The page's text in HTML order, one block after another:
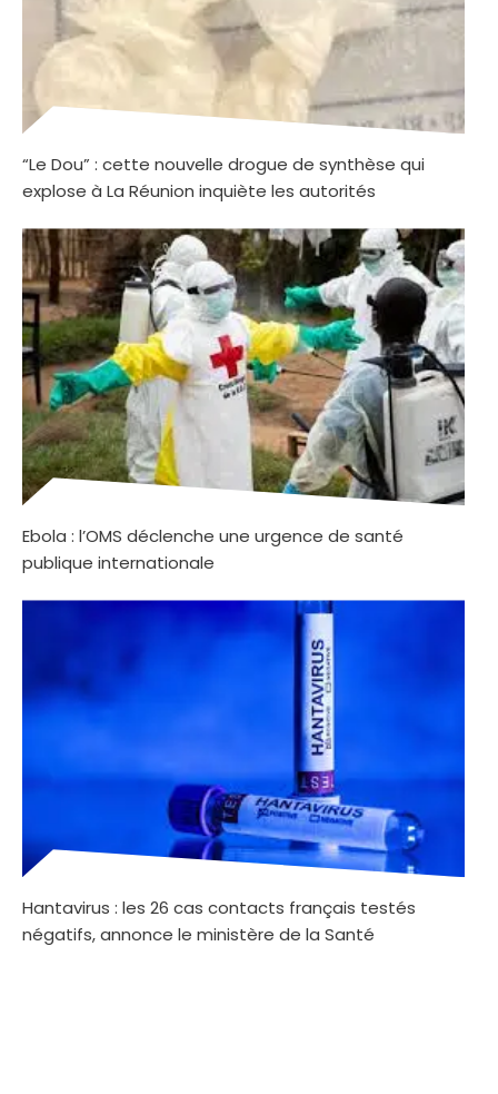
“Le Dou” : cette nouvelle drogue de synthèse qui
explose à La Réunion inquiète les autorités
Ebola : l’OMS déclenche une urgence de santé
publique internationale
Hantavirus : les 26 cas contacts français testés
négatifs, annonce le ministère de la Santé